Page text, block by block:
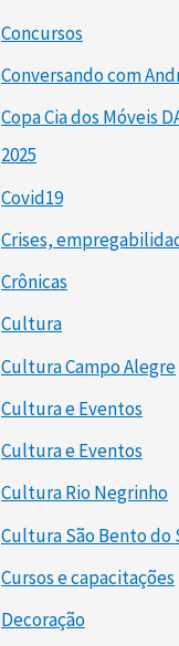
Concursos
Conversando com
Copa Cia dos Móveis
2025
Covid19
Crises,
Crônicas
Cultura
Cultura Campo Alegre
Cultura e Eventos
Cultura e Eventos
Cultura Rio Negrinho
Cultura São Bento do
Cursos e capacitações
Decoração